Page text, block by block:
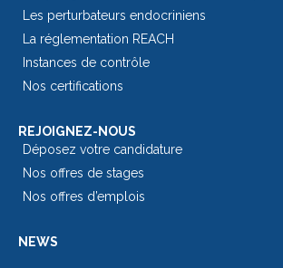
Les perturbateurs endocriniens
La réglementation REACH
Instances de contrôle
Nos certifications
REJOIGNEZ-NOUS
Déposez votre candidature
Nos offres de stages
Nos offres d’emplois
NEWS